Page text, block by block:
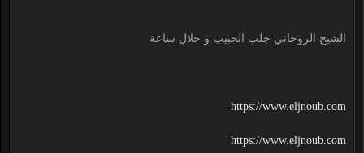
الشيخ الروحاني جلب الحبيب و خلال ساعة
https://www.eljnoub.com
https://www.eljnoub.com